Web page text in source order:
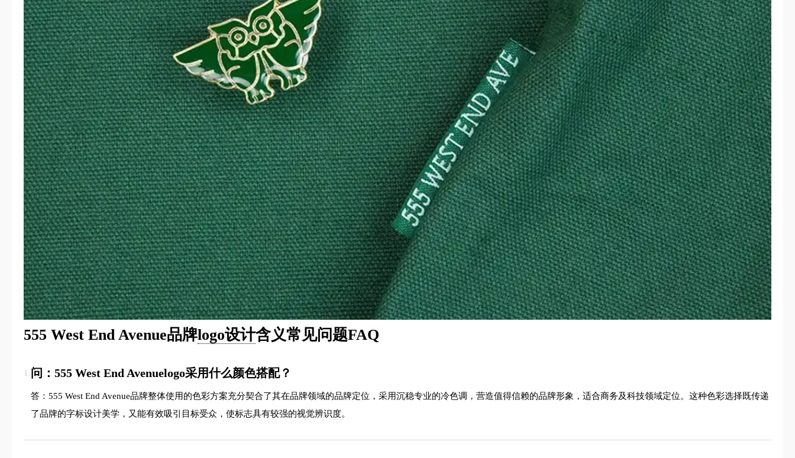
555 West End Avenue品牌logo设计含义常见问题FAQ
1.问：555 West End Avenuelogo采用什么颜色搭配？
答：555 West End Avenue品牌整体使用的色彩方案充分契合了其在品牌领域的品牌定位，采用沉稳专业的冷色调，营造值得信赖的品牌形象，适合商务及科技领域定位。这种色彩选择既传递
了品牌的字标设计美学，又能有效吸引目标受众，使标志具有较强的视觉辨识度。